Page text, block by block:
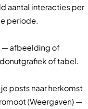
aantal interacties per
periode.
— afbeelding of
of tabel.
posts naar herkomst
(Weergaven) —